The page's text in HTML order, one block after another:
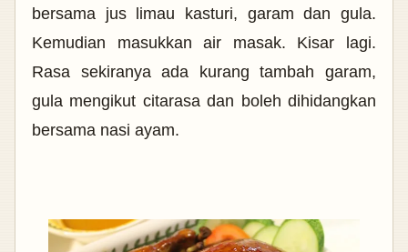
bersama jus limau kasturi, garam dan gula.
Kemudian masukkan air masak. Kisar lagi.
Rasa sekiranya ada kurang tambah garam,
gula mengikut citarasa dan boleh dihidangkan
bersama nasi ayam.